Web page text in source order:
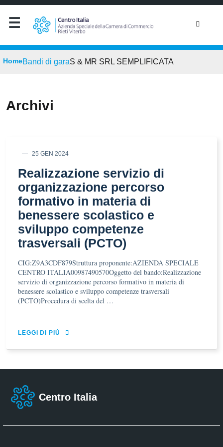
HomeBandi di garaS & MR SRL SEMPLIFICATA
Archivi
25 GEN 2024
Realizzazione servizio di
organizzazione percorso
formativo in materia di
benessere scolastico e
sviluppo competenze
trasversali (PCTO)
CIG:Z9A3CDF879Struttura proponente:AZIENDA SPECIALE
CENTRO ITALIA00987490570Oggetto del bando:Realizzazione
servizio di organizzazione percorso formativo in materia di
benessere scolastico e sviluppo competenze trasversali
(PCTO)Procedura di scelta del …
LEGGI DI PIÙ
Centro Italia